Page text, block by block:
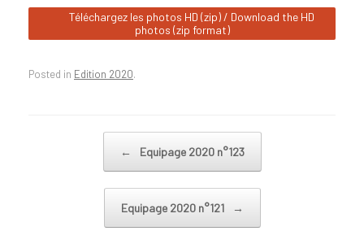
Téléchargez les photos HD (zip) / Download the HD
photos (zip format)
Posted in Edition 2020.
← Equipage 2020 n°123
Equipage 2020 n°121 →